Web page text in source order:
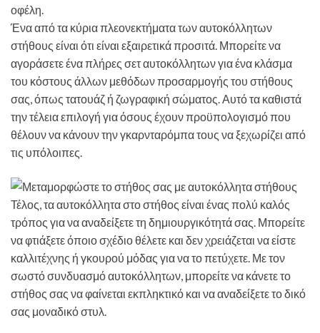
οφέλη.
Ένα από τα κύρια πλεονεκτήματα των αυτοκόλλητων
στήθους είναι ότι είναι εξαιρετικά προσιτά. Μπορείτε να
αγοράσετε ένα πλήρες σετ αυτοκόλλητων για ένα κλάσμα
του κόστους άλλων μεθόδων προσαρμογής του στήθους
σας, όπως τατουάζ ή ζωγραφική σώματος. Αυτό τα καθιστά
την τέλεια επιλογή για όσους έχουν προϋπολογισμό που
θέλουν να κάνουν την γκαρνταρόμπα τους να ξεχωρίζει από
τις υπόλοιπες.
Τέλος, τα αυτοκόλλητα στο στήθος είναι ένας πολύ καλός
τρόπος για να αναδείξετε τη δημιουργικότητά σας. Μπορείτε
να φτιάξετε όποιο σχέδιο θέλετε και δεν χρειάζεται να είστε
καλλιτέχνης ή γκουρού μόδας για να το πετύχετε. Με τον
σωστό συνδυασμό αυτοκόλλητων, μπορείτε να κάνετε το
στήθος σας να φαίνεται εκπληκτικό και να αναδείξετε το δικό
σας μοναδικό στυλ.